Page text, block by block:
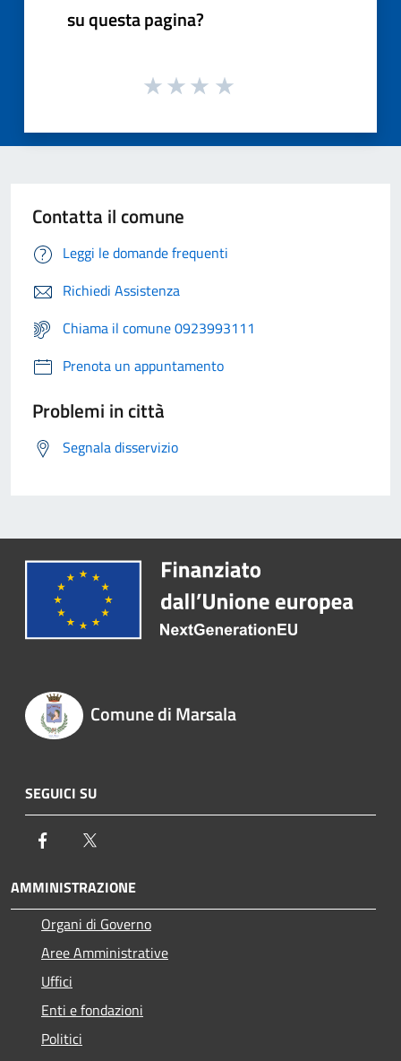
su questa pagina?
Contatta il comune
Leggi le domande frequenti
Richiedi Assistenza
Chiama il comune 0923993111
Prenota un appuntamento
Problemi in città
Segnala disservizio
Comune di Marsala
SEGUICI SU
Facebook
AMMINISTRAZIONE
Organi di Governo
Aree Amministrative
Uffici
Enti e fondazioni
Politici